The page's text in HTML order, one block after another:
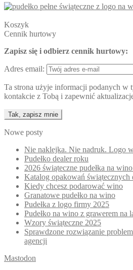
Koszyk
Cennik hurtowy
Zapisz się i odbierz cennik hurtowy:
Adres email:
Ta strona użyje informacji podanych w
kontakcie z Tobą i zapewnić
Nowe posty
Nie naklejka. Nie nadruk. Logo
Pudełko dealer roku
2026 świąteczne pudełka na
Katalog opakowań świątecznych
Kiedy chcesz podarować wino
Granatowe pudełko na wino
Pudełka z logo firmy 2025
Pudełko na wino z grawerem na
Wzory świąteczne 2025
Sprawdzone rozwiązanie
agencji
Mastodon